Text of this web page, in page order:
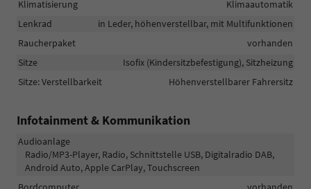
Klimatisierung
Klimaautomatik
Lenkrad
in Leder, höhenverstellbar, mit Multifunktionen
Raucherpaket
vorhanden
Sitze
Isofix (Kindersitzbefestigung), Sitzheizung
Sitze: Verstellbarkeit
Höhenverstellbarer Fahrersitz
Infotainment & Kommunikation
Audioanlage
Radio/MP3-Player, Radio, Schnittstelle USB, Digitalradio DAB,
Android Auto, Apple CarPlay, Touchscreen